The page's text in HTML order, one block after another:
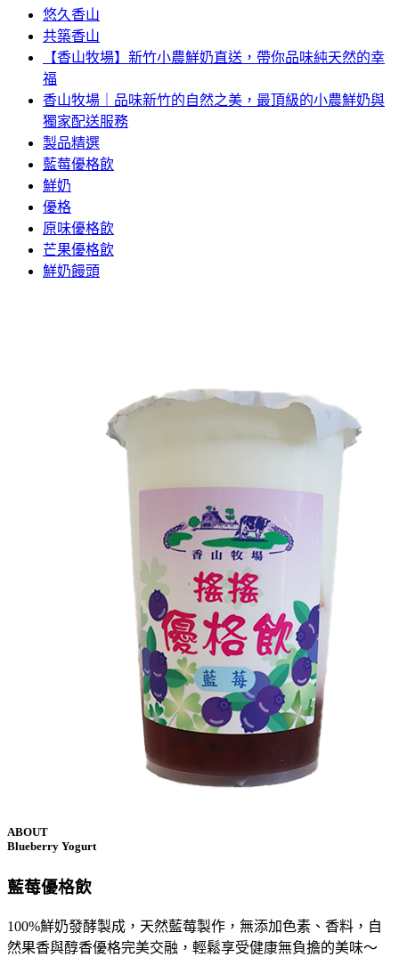
悠久香山
共築香山
【香山牧場】新竹小農鮮奶直送，帶你品味純天然的幸
福
香山牧場｜品味新竹的自然之美，最頂級的小農鮮奶與
獨家配送服務
製品精選
藍莓優格飲
鮮奶
優格
原味優格飲
芒果優格飲
鮮奶饅頭
ABOUT
Blueberry Yogurt
藍莓優格飲
100%鮮奶發酵製成，天然藍莓製作，無添加色素、香料，自
然果香與醇香優格完美交融，輕鬆享受健康無負擔的美味～